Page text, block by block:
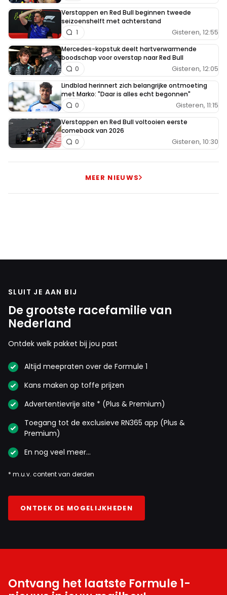
Verstappen en Red Bull beginnen tweede
seizoenshelft met achterstand
Gisteren, 12:55
1
Mercedes-kopstuk deelt hartverwarmende
boodschap voor overstap naar Red Bull
Gisteren, 12:05
0
Lindblad herinnert zich belangrijke ontmoeting
met Marko: "Daar is alles echt begonnen"
Gisteren, 11:15
0
Verstappen en Red Bull voltooien eerste
comeback van 2026
Gisteren, 10:30
0
MEER NIEUWS
SLUIT JE AAN BIJ
De grootste racefamilie van
Nederland
Ontdek welk pakket bij jou past
Altijd meepraten over de Formule 1
Kans maken op toffe prijzen
Advertentievrije site * (Plus & Premium)
Toegang tot de exclusieve RN365 app (Plus &
Premium)
En nog veel meer…
* m.u.v. content van derden
ONTDEK DE MOGELIJKHEDEN
Ontvang het laatste Formule 1-